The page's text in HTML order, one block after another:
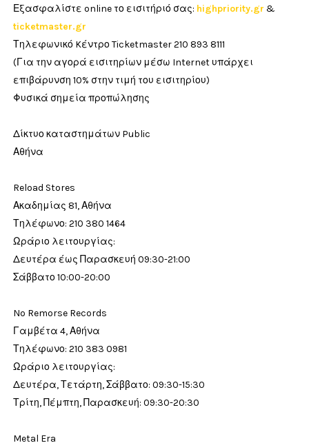
Εξασφαλίστε online το εισιτήριό σας: highpriority.gr &
ticketmaster.gr
Τηλεφωνικό Kέντρο Ticketmaster 210 893 8111
(Για την αγορά εισιτηρίων μέσω Internet υπάρχει
επιβάρυνση 10% στην τιμή του εισιτηρίου)
Φυσικά σημεία προπώλησης
Δίκτυο καταστημάτων Public
Αθήνα
Reload Stores
Ακαδημίας 81, Αθήνα
Τηλέφωνο: 210 380 1464
Ωράριο λειτουργίας:
Δευτέρα έως Παρασκευή 09:30-21:00
Σάββατο 10:00-20:00
No Remorse Records
Γαμβέτα 4, Αθήνα
Τηλέφωνο: 210 383 0981
Ωράριο λειτουργίας:
Δευτέρα, Τετάρτη, Σάββατο: 09:30-15:30
Τρίτη, Πέμπτη, Παρασκευή: 09:30-20:30
Metal Era